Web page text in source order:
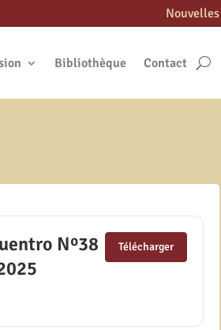
Nouvelles
Bibliothèque Contact
Nº38
Télécharger